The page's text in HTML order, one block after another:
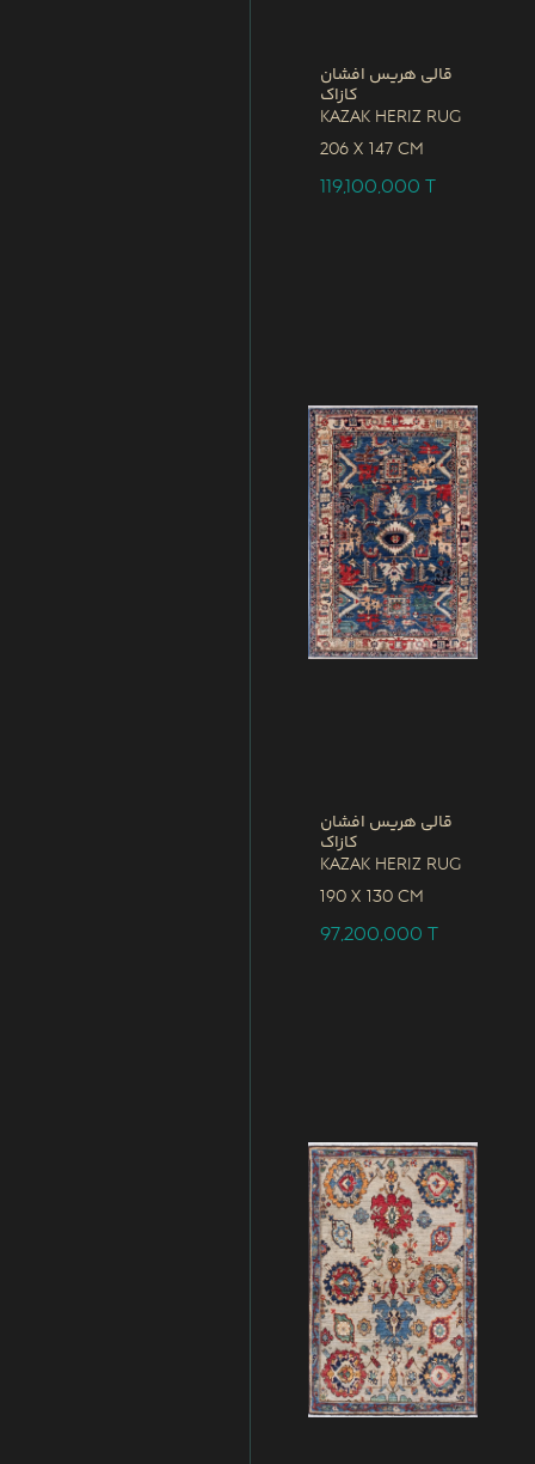
قالی هریس افشان
کازاک
Kazak Heriz Rug
206 x 147 CM
119,100,000T
قالی هریس افشان
کازاک
Kazak Heriz Rug
190 x 130 CM
97,200,000T